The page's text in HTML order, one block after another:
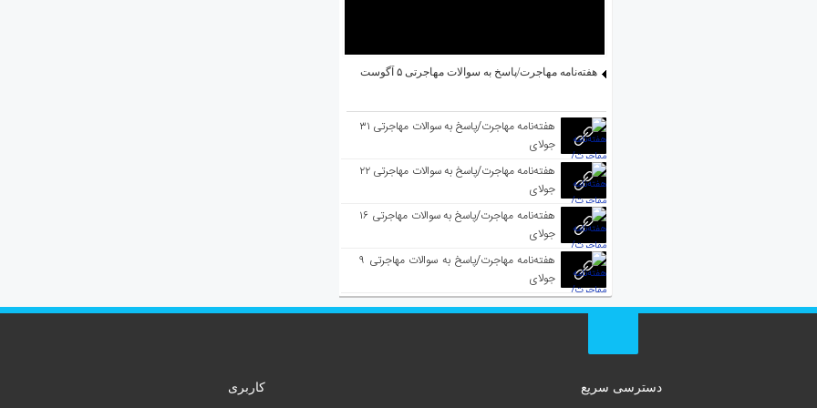
هفته‌نامه مهاجرت/پاسخ به سوالات مهاجرتی ۵ آگوست
هفته‌نامه مهاجرت/پاسخ به سوالات مهاجرتی ۳۱
جولای
هفته‌نامه مهاجرت/پاسخ به سوالات مهاجرتی ۲۲
جولای
هفته‌نامه مهاجرت/پاسخ به سوالات مهاجرتی ۱۶
جولای
هفته‌نامه مهاجرت/پاسخ به سوالات مهاجرتی ۹
جولای
دسترسی سریع کاربری